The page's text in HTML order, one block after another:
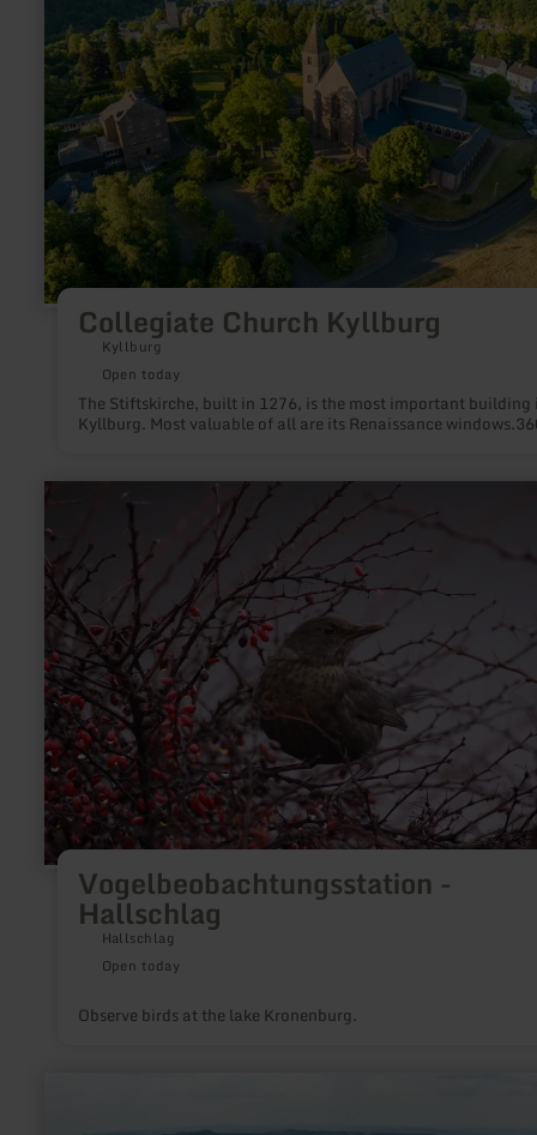
Collegiate Church Kyllburg
Kyllburg
Open today
The Stiftskirche, built in 1276, is the most important building
Kyllburg. Most valuable of all are its Renaissance
Vogelbeobachtungsstation -
Hallschlag
Hallschlag
Open today
Observe birds at the lake Kronenburg.
about:
Vogelbeobachtungsstation
-
Hallschlag